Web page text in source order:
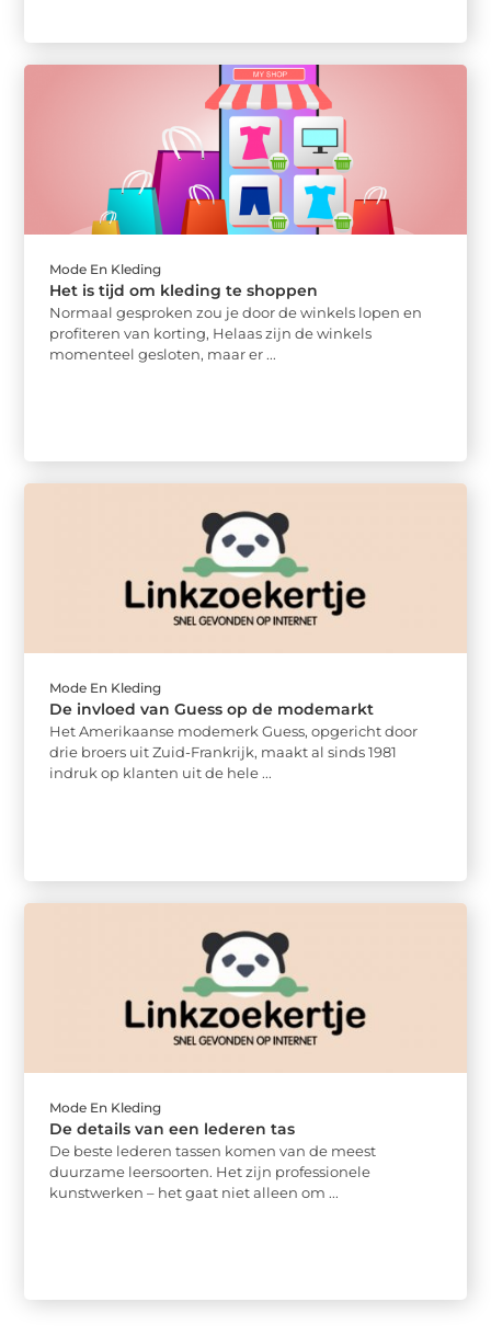
Mode En Kleding
Het is tijd om kleding te shoppen
Normaal gesproken zou je door de winkels lopen en
profiteren van korting, Helaas zijn de winkels
momenteel gesloten, maar er ...
Mode En Kleding
De invloed van Guess op de modemarkt
Het Amerikaanse modemerk Guess, opgericht door
drie broers uit Zuid-Frankrijk, maakt al sinds 1981
indruk op klanten uit de hele ...
Mode En Kleding
De details van een lederen tas
De beste lederen tassen komen van de meest
duurzame leersoorten. Het zijn professionele
kunstwerken – het gaat niet alleen om ...